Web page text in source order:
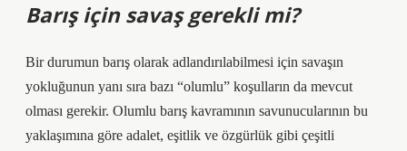
Barış için savaş gerekli mi?
Bir durumun barış olarak adlandırılabilmesi için savaşın
yokluğunun yanı sıra bazı “olumlu” koşulların da mevcut
olması gerekir. Olumlu barış kavramının savunucularının bu
yaklaşımına göre adalet, eşitlik ve özgürlük gibi çeşitli